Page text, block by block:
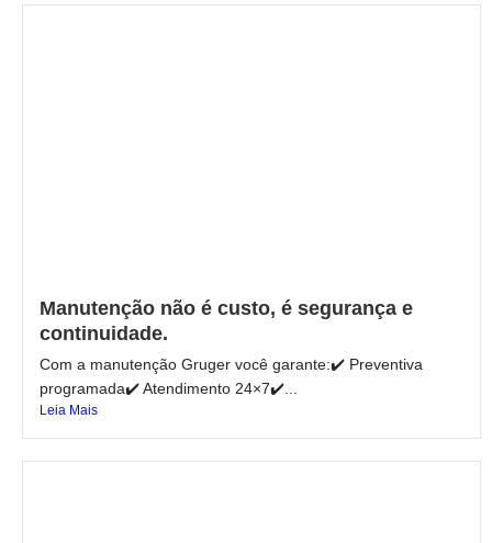
Manutenção não é custo, é segurança e
continuidade.
Com a manutenção Gruger você garante:✔️ Preventiva
programada✔️ Atendimento 24×7✔️...
Leia Mais